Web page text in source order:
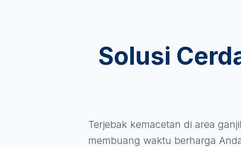
Solusi
Terjebak kemacetan di area
membuang waktu berharga